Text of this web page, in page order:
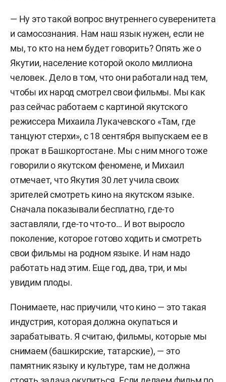
— Ну это такой вопрос внутреннего суверенитета
и самосознания. Нам наш язык нужен, если не
мы, то кто на нем будет говорить? Опять же о
Якутии, население которой около миллиона
человек. Дело в том, что они работали над тем,
чтобы их народ смотрел свои фильмы. Мы как
раз сейчас работаем с картиной якутского
режиссера Михаила Лукачевского «Там, где
танцуют стерхи», с 18 сентября выпускаем ее в
прокат в Башкортостане. Мы с ним много тоже
говорили о якутском феномене, и Михаил
отмечает, что Якутия 30 лет учила своих
зрителей смотреть кино на якутском языке.
Сначала показывали бесплатно, где-то
заставляли, где-то что-то… И вот выросло
поколение, которое готово ходить и смотреть
свои фильмы на родном языке. И нам надо
работать над этим. Еще год, два, три, и мы
увидим плоды.
Понимаете, нас приучили, что кино — это такая
индустрия, которая должна окупаться и
зарабатывать. Я считаю, фильмы, которые мы
снимаем (башкирские, татарские), — это
памятник языку и культуре, там не должна